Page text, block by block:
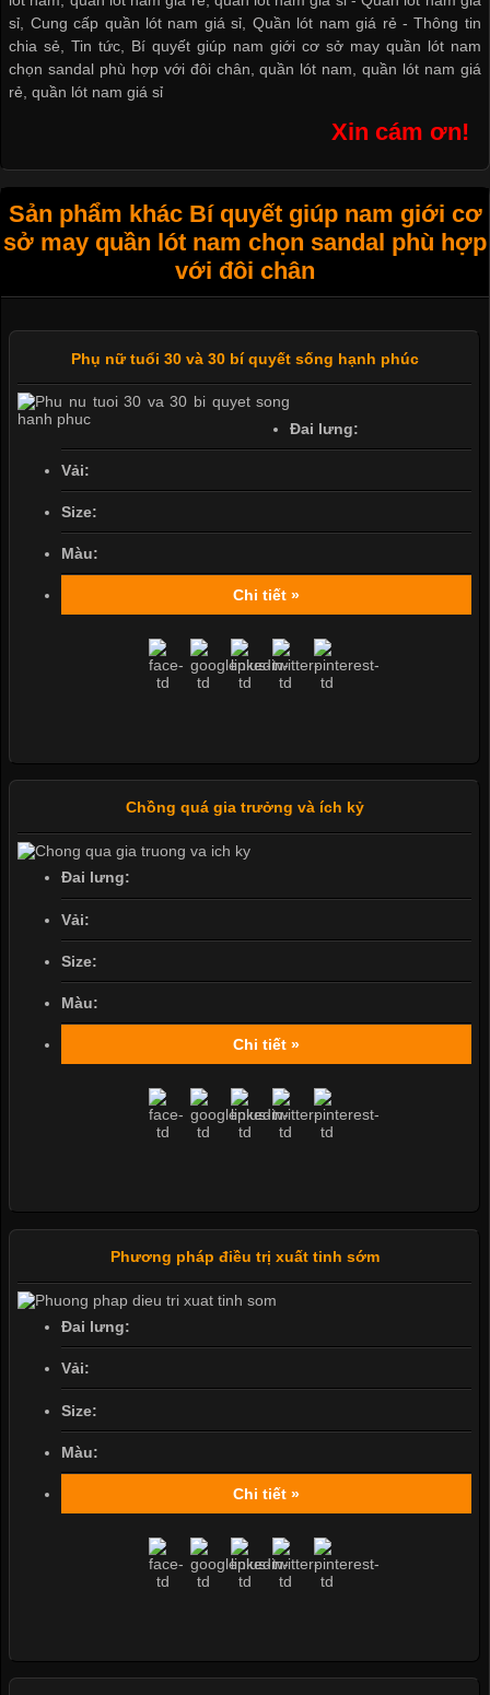
sỉ
Cung cấp quần lót nam giá sỉ Quần lót nam giá rẻ -Thông tin
chia sẻ ,Tin tức
Bí quyết giúp nam giới cơ sở may quần lót nam
chọn sandal phù hợp với đôi chân ,quần lót nam ,quần lót nam giá
rẻ ,quần lót nam giá sỉ
Xin cám ơn!
Sản phẩm khác Bí quyết giúp nam giới cơ
sở may quần lót nam chọn sandal phù hợp
với đôi chân
Phụ nữ tuổi 30 và 30 bí quyết sống hạnh phúc
Đai lưng:
Vải:
Size:
Màu:
Chi tiết »
Chồng quá gia trưởng và ích kỷ
Đai lưng:
Vải:
Size:
Màu:
Chi tiết »
Phương pháp điều trị xuất tinh sớm
Đai lưng:
Vải:
Size:
Màu:
Chi tiết »